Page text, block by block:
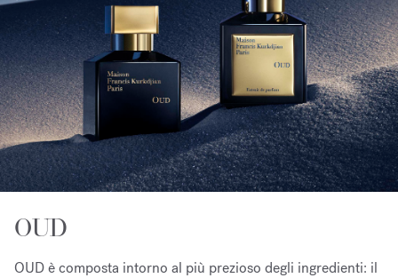
OUD
OUD è composta intorno al più prezioso degli ingredienti: il